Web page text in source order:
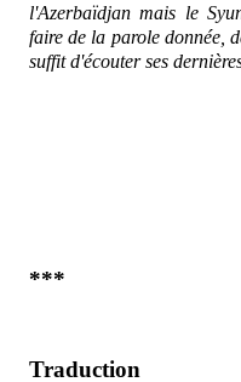
l'Azerbaïdjan mais le
faire de la parole donnée,
suffit d'écouter ses
***
Traduction